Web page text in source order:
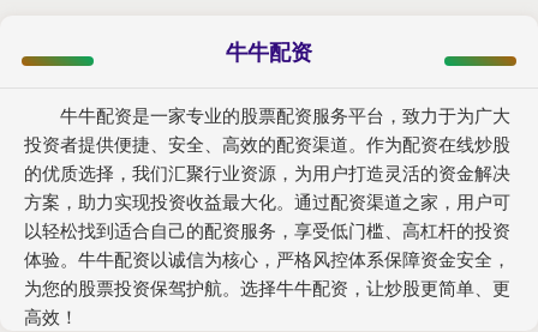
牛牛配资
牛牛配资是一家专业的股票配资服务平台，致力于为广大
投资者提供便捷、安全、高效的配资渠道。作为配资在线炒股
的优质选择，我们汇聚行业资源，为用户打造灵活的资金解决
方案，助力实现投资收益最大化。通过配资渠道之家，用户可
以轻松找到适合自己的配资服务，享受低门槛、高杠杆的投资
体验。牛牛配资以诚信为核心，严格风控体系保障资金安全，
为您的股票投资保驾护航。选择牛牛配资，让炒股更简单、更
高效！